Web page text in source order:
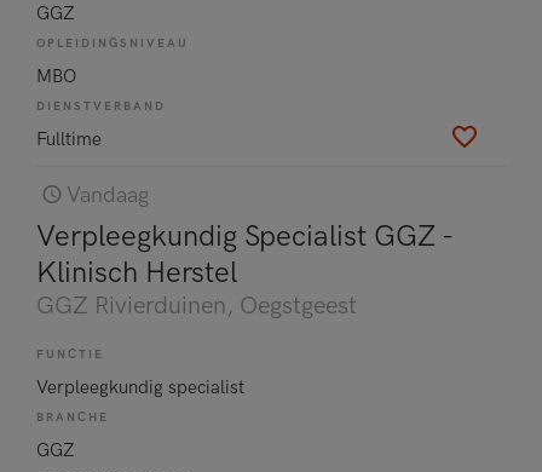
GGZ
OPLEIDINGSNIVEAU
MBO
DIENSTVERBAND
Fulltime
Vandaag
Verpleegkundig Specialist GGZ -
Klinisch Herstel
GGZ Rivierduinen, Oegstgeest
FUNCTIE
Verpleegkundig specialist
BRANCHE
GGZ